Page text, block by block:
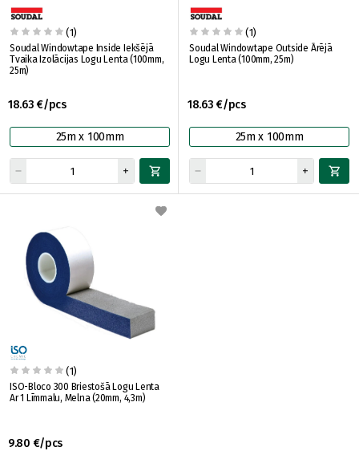
(1)
Soudal Windowtape Inside Iekšējā
Tvaika Izolācijas Logu Lenta (100mm,
25m)
18.63 €/pcs
25m x 100mm
(1)
Soudal Windowtape Outside Ārējā
Logu Lenta (100mm, 25m)
18.63 €/pcs
25m x 100mm
(1)
ISO-Bloco 300 Briestošā Logu Lenta
Ar 1 Līmmalu, Melna (20mm, 4,3m)
9.80 €/pcs